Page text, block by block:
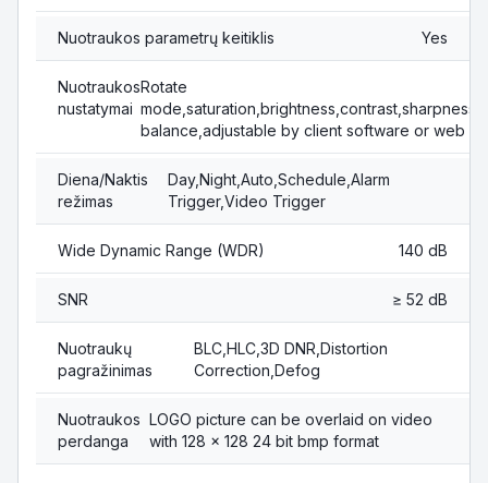
Nuotraukos parametrų keitiklis Yes
Nuotraukos
nustatymai
Rotate
balance,adjustable by client software or web
Diena/Naktis
režimas
Day,Night,Auto,Schedule,Alarm
Trigger,Video Trigger
Wide Dynamic Range (WDR) 140 dB
SNR ≥ 52 dB
Nuotraukų
pagražinimas
BLC,HLC,3D DNR,Distortion
Correction,Defog
Nuotraukos
perdanga
LOGO picture can be overlaid on video
with 128 × 128 24 bit bmp format